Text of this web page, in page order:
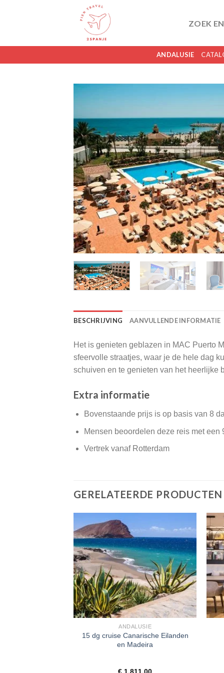
ZOEK
ANDALUSIE
BESCHRIJVING AANVULLENDE INFORMATIE
Het is genieten geblazen in MAC Puerto
sfeervolle straatjes, waar je de hele dag
schuiven en te genieten van het heerlijke
Extra informatie
Bovenstaande prijs is op basis van 8
Mensen beoordelen deze reis met een
Vertrek vanaf Rotterdam
GERELATEERDE PRODUCTEN
ANDALUSIE
15 dg cruise Canarische Eilanden
en Madeira